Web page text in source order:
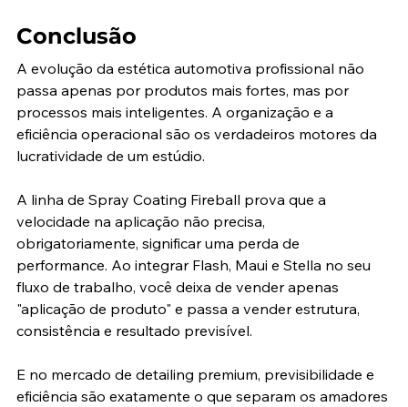
Conclusão
A evolução da estética automotiva profissional não
passa apenas por produtos mais fortes, mas por
processos mais inteligentes. A organização e a
eficiência operacional são os verdadeiros motores da
lucratividade de um estúdio.
A linha de Spray Coating Fireball prova que a
velocidade na aplicação não precisa,
obrigatoriamente, significar uma perda de
performance. Ao integrar Flash, Maui e Stella no seu
fluxo de trabalho, você deixa de vender apenas
"aplicação de produto" e passa a vender estrutura,
consistência e resultado previsível.
E no mercado de detailing premium, previsibilidade e
eficiência são exatamente o que separam os amadores